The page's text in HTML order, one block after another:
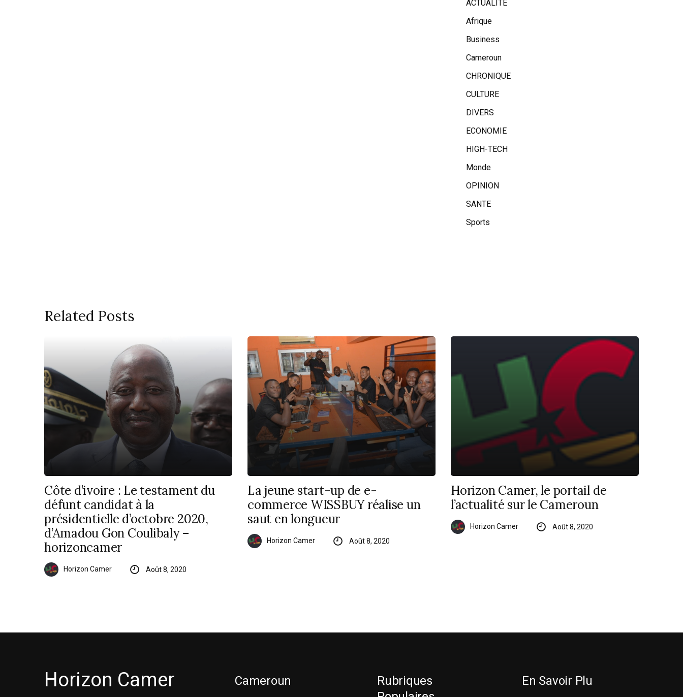
ACTUALITE
Afrique
Business
Cameroun
CHRONIQUE
CULTURE
DIVERS
ECONOMIE
HIGH-TECH
Monde
OPINION
SANTE
Sports
Related Posts
Côte d’ivoire : Le testament du
défunt candidat à la
présidentielle d’octobre 2020,
d’Amadou Gon Coulibaly –
horizoncamer
Horizon Camer Août 8, 2020
La jeune start-up de e-
commerce WISSBUY réalise un
saut en longueur
Horizon Camer Août 8, 2020
Horizon Camer, le portail de
l’actualité sur le Cameroun
Horizon Camer Août 8, 2020
Horizon Camer Cameroun
Rubriques
En Savoir Plu